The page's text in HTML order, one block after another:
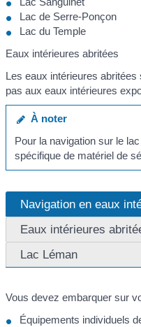
Lac de Serre-Ponçon
Lac du Temple
Eaux intérieures abritées
Les eaux intérieures
pas aux eaux intérieures
À noter
Pour la navigation sur le
spécifique de matériel de
Navigation en eaux
Eaux intérieures
Lac Léman
Vous devez embarquer sur
Équipements individuels